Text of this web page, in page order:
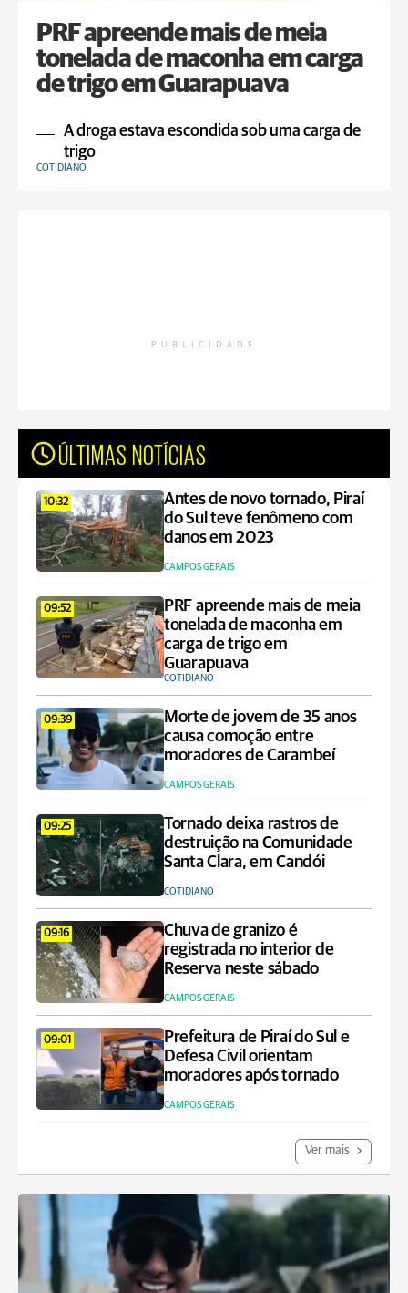
PRF apreende mais de meia
tonelada de maconha em carga
de trigo em Guarapuava
A droga estava escondida sob uma carga de
trigo
COTIDIANO
PUBLICIDADE
ÚLTIMAS NOTÍCIAS
10:32
Antes de novo tornado, Piraí
do Sul teve fenômeno com
danos em 2023
CAMPOS GERAIS
09:52
PRF apreende mais de meia
tonelada de maconha em
carga de trigo em
Guarapuava
COTIDIANO
09:39
Morte de jovem de 35 anos
causa comoção entre
moradores de Carambeí
CAMPOS GERAIS
09:25
Tornado deixa rastros de
destruição na Comunidade
Santa Clara, em Candói
COTIDIANO
09:16
Chuva de granizo é
registrada no interior de
Reserva neste sábado
CAMPOS GERAIS
09:01
Prefeitura de Piraí do Sul e
Defesa Civil orientam
moradores após tornado
CAMPOS GERAIS
Ver mais